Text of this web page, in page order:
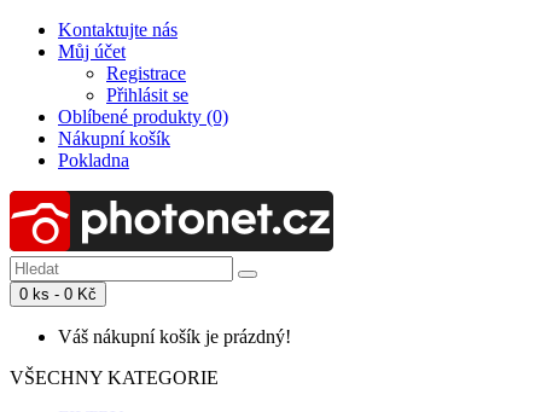
Kontaktujte nás
Můj účet
Registrace
Přihlásit se
Oblíbené produkty (0)
Nákupní košík
Pokladna
0 ks - 0 Kč
Váš nákupní košík je prázdný!
VŠECHNY KATEGORIE